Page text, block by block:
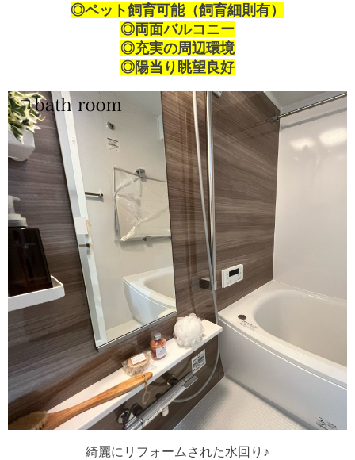
◎ペット飼育可能（飼育細則有）
◎両面バルコニー
◎充実の周辺環境
◎陽当り眺望良好
綺麗にリフォームされた水回り♪